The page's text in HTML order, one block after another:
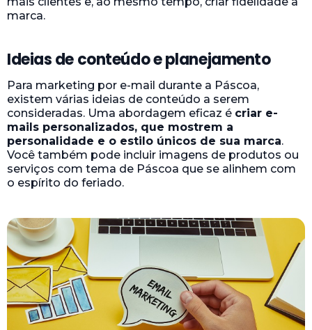
marca.
Ideias de conteúdo e planejamento
Para marketing por e-mail durante a Páscoa,
existem várias ideias de conteúdo a serem
consideradas. Uma abordagem eficaz é criar e-
mails personalizados, que mostrem a
personalidade e o estilo únicos de sua marca.
Você também pode incluir imagens de produtos ou
serviços com tema de Páscoa que se alinhem com
o espírito do feriado.